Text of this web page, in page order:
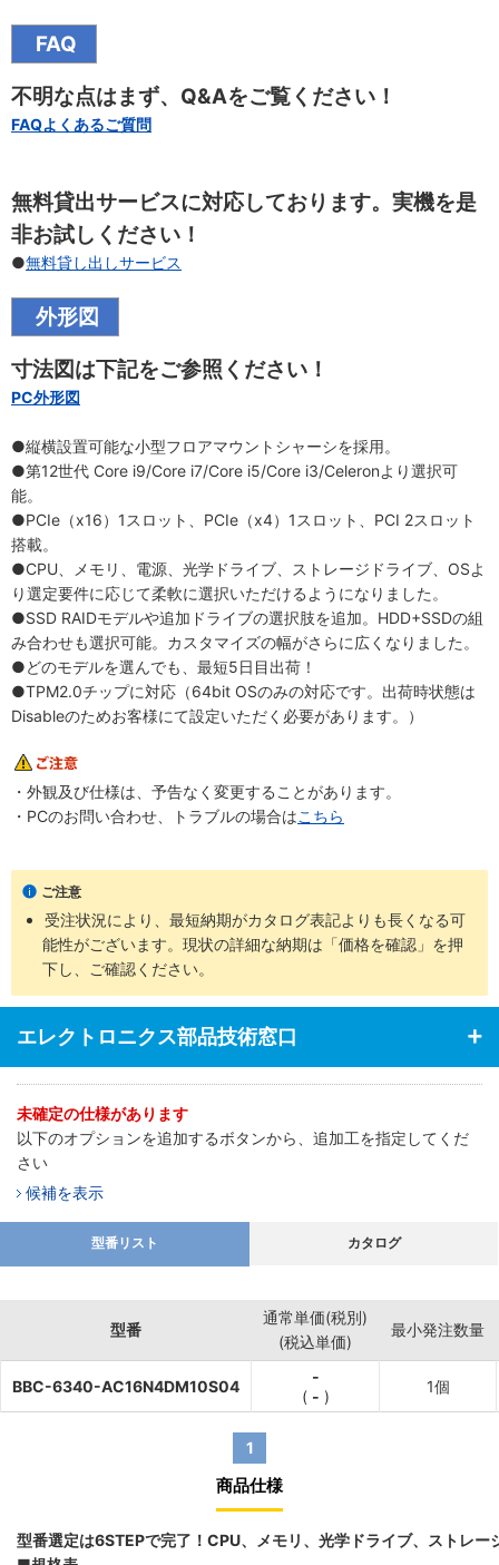
FAQ
不明な点はまず、Q&Aをご覧ください！
FAQよくあるご質問
無料貸出サービスに対応しております。実機を是
非お試しください！
●無料貸し出しサービス
外形図
寸法図は下記をご参照ください！
PC外形図
●縦横設置可能な小型フロアマウントシャーシを採用。
●第12世代 Core i9/Core i7/Core i5/Core i3/Celeronより選択可
能。
●PCIe（x16）1スロット、PCIe（x4）1スロット、PCI 2スロット
搭載。
●CPU、メモリ、電源、光学ドライブ、ストレージドライブ、OSよ
り選定要件に応じて柔軟に選択いただけるようになりました。
●SSD RAIDモデルや追加ドライブの選択肢を追加。HDD+SSDの組
み合わせも選択可能。カスタマイズの幅がさらに広くなりました。
●どのモデルを選んでも、最短5日目出荷！
●TPM2.0チップに対応（64bit OSのみの対応です。出荷時状態は
Disableのためお客様にて設定いただく必要があります。）
・外観及び仕様は、予告なく変更することがあります。
・PCのお問い合わせ、トラブルの場合はこちら
ご注意
受注状況により、最短納期がカタログ表記よりも長くなる可
能性がございます。現状の詳細な納期は「価格を確認」を押
下し、ご確認ください。
エレクトロニクス部品技術窓口
未確定の仕様があります
以下のオプションを追加するボタンから、追加工を指定してくだ
さい
候補を表示
型番リスト カタログ
型番
通常単価(税別)
(税込単価)
最小発注数量
BBC-6340-AC16N4DM10S04
-
( - )
1個
1
商品仕様
型番選定は6STEPで完了！CPU、メモリ、光学ドライブ、ストレ